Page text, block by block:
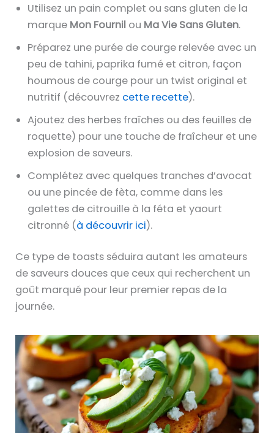
Utilisez un pain complet ou sans gluten de la
marque Mon Fournil ou Ma Vie Sans Gluten.
Préparez une purée de courge relevée avec un
peu de tahini, paprika fumé et citron, façon
houmous de courge pour un twist original et
nutritif (découvrez cette recette).
Ajoutez des herbes fraîches ou des feuilles de
roquette) pour une touche de fraîcheur et une
explosion de saveurs.
Complétez avec quelques tranches d’avocat
ou une pincée de fèta, comme dans les
galettes de citrouille à la féta et yaourt
citronné (à découvrir ici).
Ce type de toasts séduira autant les amateurs
de saveurs douces que ceux qui recherchent un
goût marqué pour leur premier repas de la
journée.